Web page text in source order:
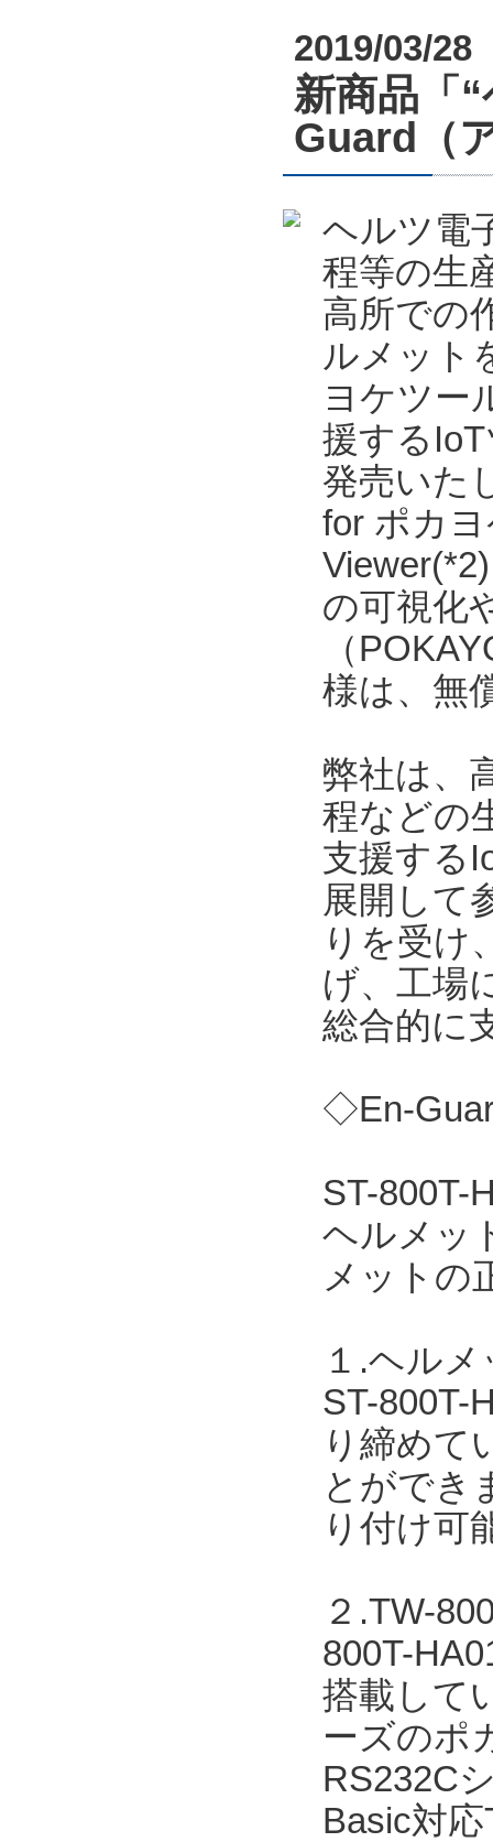
2019/03/28
新商品「
Guard（
ヘルツ電
程等の生
高所での
ルメット
ヨケツー
援する
発売いた
for ポカ
の可視化
（
様は、無
弊社は、
程などの
支援する
展開して
りを受け
げ、工場
総合的に
◇En-
ST-800T-
ヘルメッ
メットの
１.ヘル
ST-800T-
り締めて
とができ
り付け可
２.TW-
800T-
搭載して
ーズのポ
RS232C
Basic対